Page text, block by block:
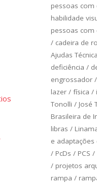
pessoas com
habilidade
pessoas com
/ cadeira de
Ajudas
deficiência /
engrossador/
lazer/ física /
Tonolli / José
Brasileira de
libras /
e adaptações
/ PcDs / PCS /
/ projetos
rampa /